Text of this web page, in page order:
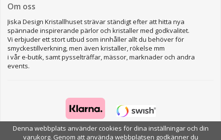
Om oss
Jiska Design Kristallhuset strävar ständigt efter att hitta nya
spännade inspirerande pärlor och kristaller med godkvalitet.
Vi erbjuder ett stort utbud som innhåller allt du behöver för
smyckestillverkning, men även kristaller, rökelse mm
i vår e-butik, samt pysselträffar, mässor, marknader och andra
events.
Denna webbplats använder cookies för dina inställningar och din
varukorg. Genom att använda webbplatsen godkänner du